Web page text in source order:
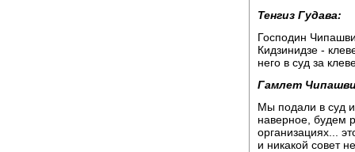
Тенгиз Гудава:
Господин
Кидзинидзе -
него в суд за
Гамлет
Мы подали в суд и
наверное, будем
организациях...
и никакой совет